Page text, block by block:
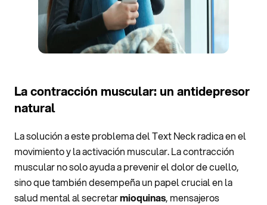
La contracción muscular: un antidepresor
natural
La solución a este problema del Text Neck radica en el
movimiento y la activación muscular. La contracción
muscular no solo ayuda a prevenir el dolor de cuello,
sino que también desempeña un papel crucial en la
salud mental al secretarmioquinas, mensajeros